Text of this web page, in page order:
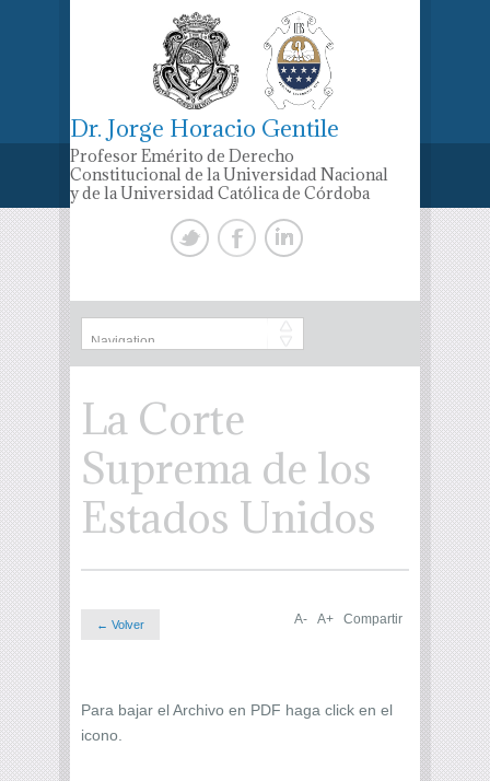
Dr. Jorge Horacio Gentile
Profesor Emérito de Derecho
Constitucional de la Universidad Nacional
y de la Universidad Católica de Córdoba
La Corte
Suprema de los
Estados Unidos
← Volver A- A+ Compartir
Para bajar el Archivo en PDF haga click en el
icono.